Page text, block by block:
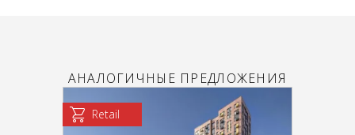
АНАЛОГИЧНЫЕ ПРЕДЛОЖЕНИЯ
Retail